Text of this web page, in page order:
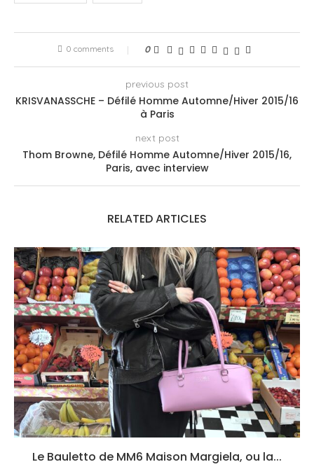
0 comments 0
previous post
KRISVANASSCHE – Défilé Homme Automne/Hiver 2015/16
à Paris
next post
Thom Browne, Défilé Homme Automne/Hiver 2015/16,
Paris, avec interview
RELATED ARTICLES
Le Bauletto de MM6 Maison Margiela, ou la...